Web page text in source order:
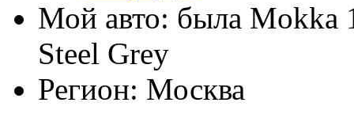
Мой авто: была Mokka
Steel Grey
Регион: Москва